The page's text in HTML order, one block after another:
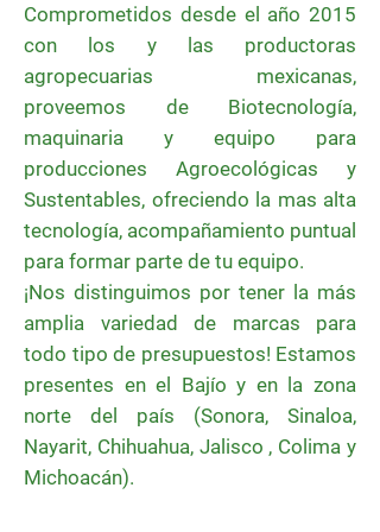
Comprometidos desde el año 2015
con los y las productoras
agropecuarias mexicanas,
proveemos de Biotecnología,
maquinaria y equipo para
producciones Agroecológicas y
Sustentables, ofreciendo la mas alta
tecnología, acompañamiento puntual
para formar parte de tu equipo.
¡Nos distinguimos por tener la más
amplia variedad de marcas para
todo tipo de presupuestos! Estamos
presentes en el Bajío y en la zona
norte del país (Sonora, Sinaloa,
Nayarit, Chihuahua, Jalisco , Colima y
Michoacán).